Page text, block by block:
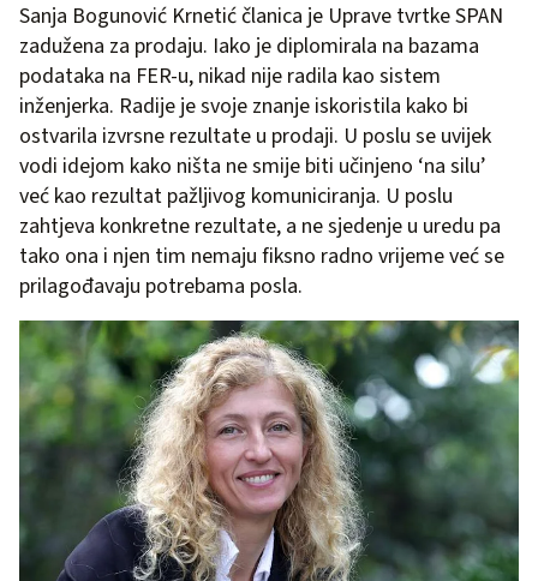
Sanja Bogunović Krnetić članica je Uprave tvrtke SPAN
zadužena za prodaju. Iako je diplomirala na bazama
podataka na FER-u, nikad nije radila kao sistem
inženjerka. Radije je svoje znanje iskoristila kako bi
ostvarila izvrsne rezultate u prodaji. U poslu se uvijek
vodi idejom kako ništa ne smije biti učinjeno ‘na silu’
već kao rezultat pažljivog komuniciranja. U poslu
zahtjeva konkretne rezultate, a ne sjedenje u uredu pa
tako ona i njen tim nemaju fiksno radno vrijeme već se
prilagođavaju potrebama posla.